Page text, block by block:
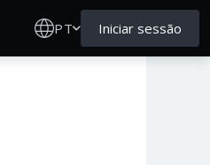
PT Iniciar sessão